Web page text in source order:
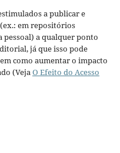
a publicar e
em repositórios
pessoal) a qualquer ponto
já que isso pode
como aumentar o impacto
(VejaO Efeito do Acesso